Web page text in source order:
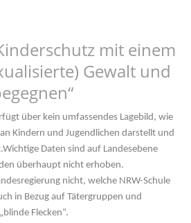
mit einem
Gewalt und
über kein umfassendes Lagebild, wie
Kindern und Jugendlichen darstellt und
Daten sind auf Landesebene
überhaupt nicht erhoben.
nicht, welche NRW-Schule
in Bezug auf Tätergruppen und
Flecken“.